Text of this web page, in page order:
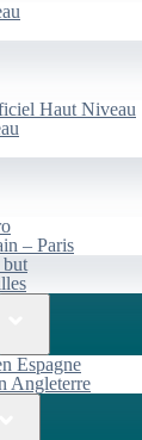
Haut Niveau
– Paris
but
Espagne
Angleterre